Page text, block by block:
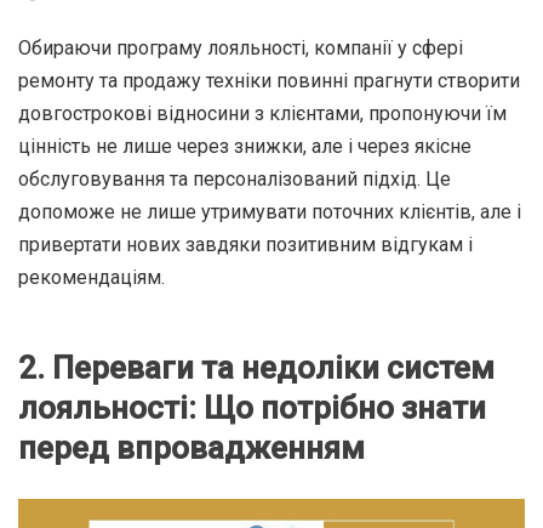
Обираючи програму лояльності, компанії у сфері
ремонту та продажу техніки повинні прагнути створити
довгострокові відносини з клієнтами, пропонуючи їм
цінність не лише через знижки, але і через якісне
обслуговування та персоналізований підхід. Це
допоможе не лише утримувати поточних клієнтів, але і
привертати нових завдяки позитивним відгукам і
рекомендаціям.
2. Переваги та недоліки систем
лояльності: Що потрібно знати
перед впровадженням